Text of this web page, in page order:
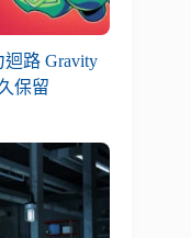
迴路 Gravity
保留